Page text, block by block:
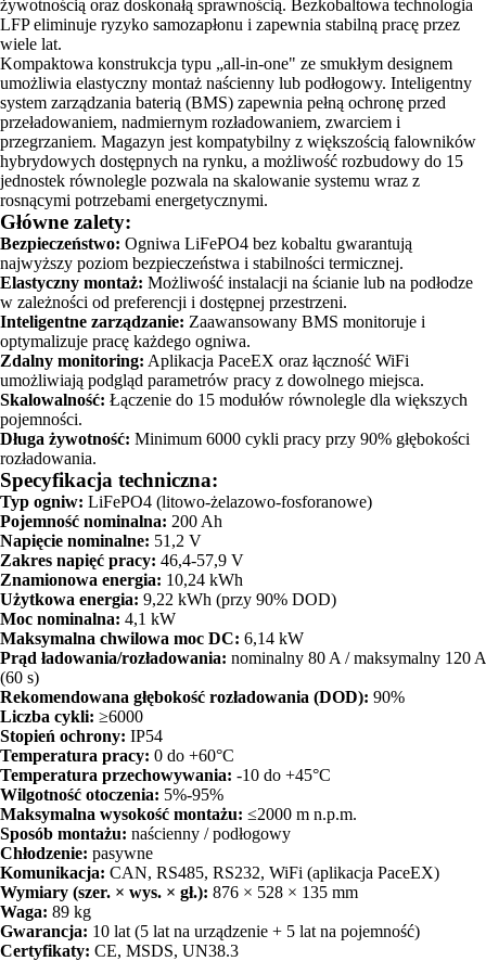
żywotnością oraz doskonałą sprawnością. Bezkobaltowa technologia
LFP eliminuje ryzyko samozapłonu i zapewnia stabilną pracę przez
wiele lat.
Kompaktowa konstrukcja typu „all-in-one" ze smukłym designem
umożliwia elastyczny montaż naścienny lub podłogowy. Inteligentny
system zarządzania baterią (BMS) zapewnia pełną ochronę przed
przeładowaniem, nadmiernym rozładowaniem, zwarciem i
przegrzaniem. Magazyn jest kompatybilny z większością falowników
hybrydowych dostępnych na rynku, a możliwość rozbudowy do 15
jednostek równolegle pozwala na skalowanie systemu wraz z
rosnącymi potrzebami energetycznymi.
Główne zalety:
Bezpieczeństwo: Ogniwa LiFePO4 bez kobaltu gwarantują
najwyższy poziom bezpieczeństwa i stabilności termicznej.
Elastyczny montaż: Możliwość instalacji na ścianie lub na podłodze
w zależności od preferencji i dostępnej przestrzeni.
Inteligentne zarządzanie: Zaawansowany BMS monitoruje i
optymalizuje pracę każdego ogniwa.
Zdalny monitoring: Aplikacja PaceEX oraz łączność WiFi
umożliwiają podgląd parametrów pracy z dowolnego miejsca.
Skalowalność: Łączenie do 15 modułów równolegle dla większych
pojemności.
Długa żywotność: Minimum 6000 cykli pracy przy 90% głębokości
rozładowania.
Specyfikacja techniczna:
Typ ogniw: LiFePO4 (litowo-żelazowo-fosforanowe)
Pojemność nominalna: 200 Ah
Napięcie nominalne: 51,2 V
Zakres napięć pracy: 46,4-57,9 V
Znamionowa energia: 10,24 kWh
Użytkowa energia: 9,22 kWh (przy 90% DOD)
Moc nominalna: 4,1 kW
Maksymalna chwilowa moc DC: 6,14 kW
Prąd ładowania/rozładowania: nominalny 80 A / maksymalny 120 A
(60 s)
Rekomendowana głębokość rozładowania (DOD): 90%
Liczba cykli: ≥6000
Stopień ochrony: IP54
Temperatura pracy: 0 do +60°C
Temperatura przechowywania: -10 do +45°C
Wilgotność otoczenia: 5%-95%
Maksymalna wysokość montażu: ≤2000 m n.p.m.
Sposób montażu: naścienny / podłogowy
Chłodzenie: pasywne
Komunikacja: CAN, RS485, RS232, WiFi (aplikacja PaceEX)
Wymiary (szer. × wys. × gł.): 876 × 528 × 135 mm
Waga: 89 kg
Gwarancja: 10 lat (5 lat na urządzenie + 5 lat na pojemność)
Certyfikaty: CE, MSDS, UN38.3